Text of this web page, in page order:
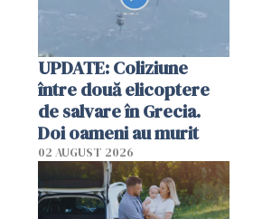
UPDATE: Coliziune
între două elicoptere
de salvare în Grecia.
Doi oameni au murit
02 AUGUST 2026